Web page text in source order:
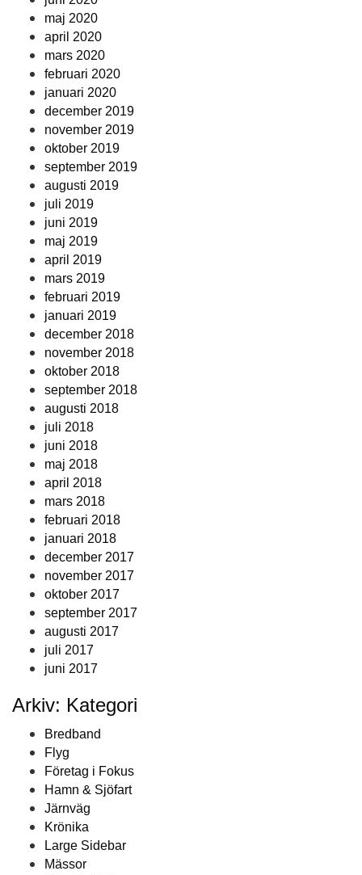
maj 2020
april 2020
mars 2020
februari 2020
januari 2020
december 2019
november 2019
oktober 2019
september 2019
augusti 2019
juli 2019
juni 2019
maj 2019
april 2019
mars 2019
februari 2019
januari 2019
december 2018
november 2018
oktober 2018
september 2018
augusti 2018
juli 2018
juni 2018
maj 2018
april 2018
mars 2018
februari 2018
januari 2018
december 2017
november 2017
oktober 2017
september 2017
augusti 2017
juli 2017
juni 2017
Arkiv: Kategori
Bredband
Flyg
Företag i Fokus
Hamn & Sjöfart
Järnväg
Krönika
Large Sidebar
Mässor